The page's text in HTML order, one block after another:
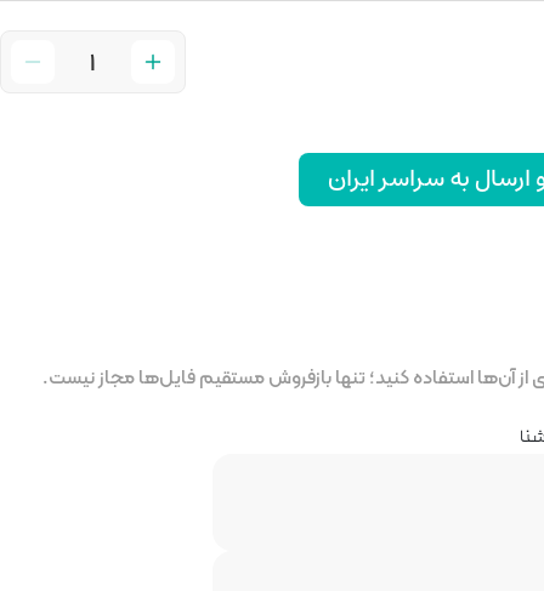
به سراسر ایران
آن‌ها استفاده کنید؛ تنها بازفروش مستقیم فایل‌ها مجاز نیست.